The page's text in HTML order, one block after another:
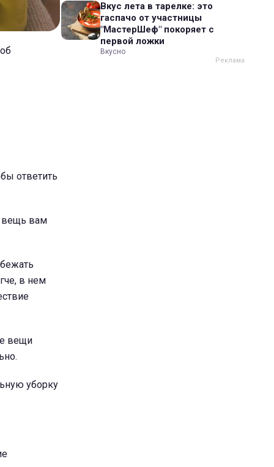
ответить
вещь вам
в нем
вещи
уборку
Вкус лета в тарелке: это
гаспачо от участницы
"МастерШеф" покоряет с
первой ложки
Вкусно